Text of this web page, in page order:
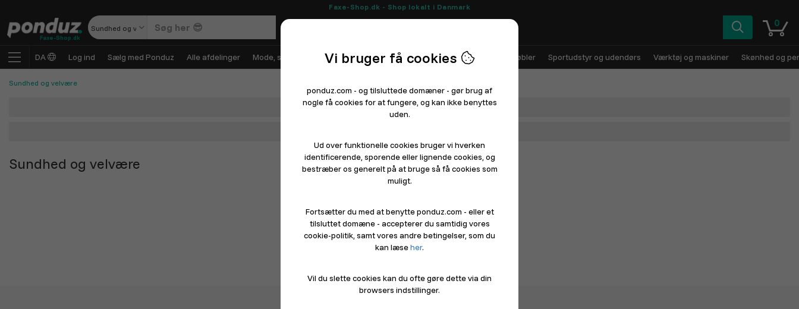
Faxe-Shop.dk - Shop lokalt i Danmark
Faxe-Shop.dk
Sundhed og velvære 0
DA Log ind Sælg med Ponduz Alle afdelinger Mode, sko og sport Elektronik Hårde hvidevarer Hus, have og møbler Sportudstyr og udendørs Værktøj og maskiner Skønhed og
Sundhed og velvære
Afdeling
Sundhed og velvære
Vi bruger få cookies
ponduz.com - og tilsluttede domæner - gør brug af
nogle få cookies for at fungere, og kan ikke benyttes
uden.
Ud over funktionelle cookies bruger vi hverken
identificerende, sporende eller lignende cookies, og
bestræber os generelt på at bruge så få cookies som
muligt.
Fortsætter du med at benytte ponduz.com - eller et
tilsluttet domæne - accepterer du samtidig vores
cookie-politik, samt vores andre betingelser, som du
kan læseher.
Vil du slette cookies kan du ofte gøre dette via din
browsers indstillinger.